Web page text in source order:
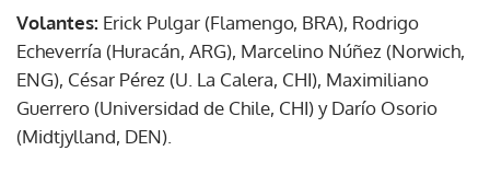
Volantes: Erick Pulgar (Flamengo, BRA), Rodrigo
Echeverría (Huracán, ARG), Marcelino Núñez (Norwich,
ENG), César Pérez (U. La Calera, CHI), Maximiliano
Guerrero (Universidad de Chile, CHI) y Darío Osorio
(Midtjylland, DEN).